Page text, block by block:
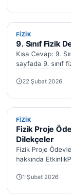
FIZIK
FIZIK
9. Sınıf Fizik
Kısa Cevap: 9.
sayfada 9. sınıf
22 Şubat 2026
FIZIK
FIZIK
Fizik Proje
Dilekçeler
Fizik Proje
hakkında
1 Şubat 2026